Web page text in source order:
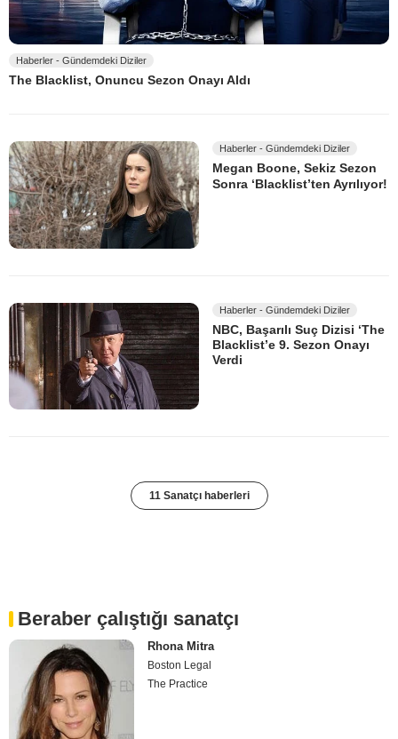
Haberler - Gündemdeki Diziler
The Blacklist, Onuncu Sezon Onayı Aldı
Haberler - Gündemdeki Diziler
Megan Boone, Sekiz Sezon
Sonra ‘Blacklist’ten Ayrılıyor!
Haberler - Gündemdeki Diziler
NBC, Başarılı Suç Dizisi ‘The
Blacklist’e 9. Sezon Onayı
Verdi
11 Sanatçı haberleri
Beraber çalıştığı sanatçı
Rhona Mitra
Boston Legal
The Practice